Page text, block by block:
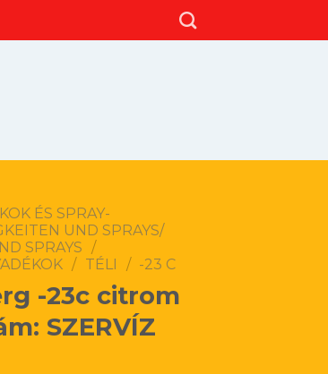
ÉS SPRAY-
UND SPRAYS/
SPRAYS /
/ TÉLI / -23 C
-23c citrom
SZERVÍZ